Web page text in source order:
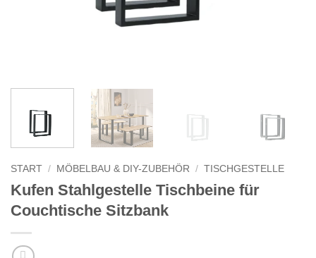
START / MÖBELBAU & DIY-ZUBEHÖR / TISCHGESTELLE
Kufen Stahlgestelle Tischbeine für
Couchtische Sitzbank